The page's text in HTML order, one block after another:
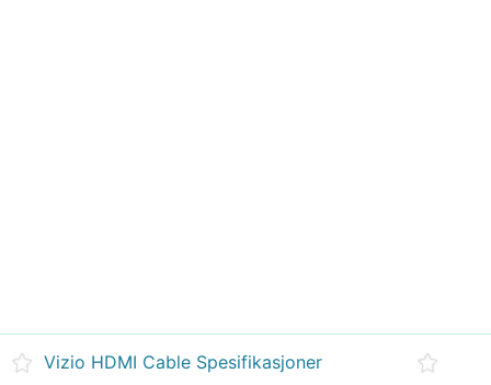
Vizio HDMI Cable Spesifikasjoner